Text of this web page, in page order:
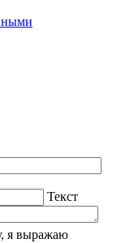
Текст
я выражаю